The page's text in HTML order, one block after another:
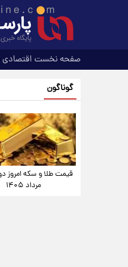
صفحه نخست اقتصادی
گوناگون
مرداد ۱۴۰۵